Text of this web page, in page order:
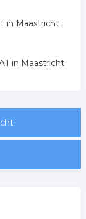
in Maastricht
in Maastricht